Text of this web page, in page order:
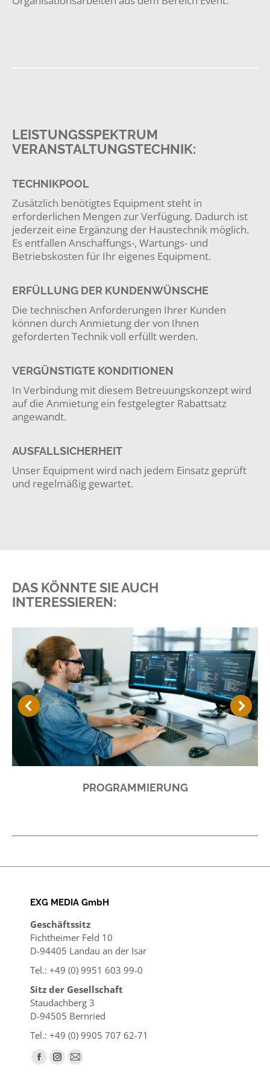
LEISTUNGSSPEKTRUM
VERANSTALTUNGSTECHNIK:
TECHNIKPOOL
Zusätzlich benötigtes Equipment steht in
erforderlichen Mengen zur Verfügung. Dadurch ist
jederzeit eine Ergänzung der Haustechnik möglich.
Es entfallen Anschaffungs-, Wartungs- und
Betriebskosten für Ihr eigenes Equipment.
ERFÜLLUNG DER KUNDENWÜNSCHE
Die technischen Anforderungen Ihrer Kunden
können durch Anmietung der von Ihnen
geforderten Technik voll erfüllt werden.
VERGÜNSTIGTE KONDITIONEN
In Verbindung mit diesem Betreuungskonzept wird
auf die Anmietung ein festgelegter Rabattsatz
angewandt.
AUSFALLSICHERHEIT
Unser Equipment wird nach jedem Einsatz geprüft
und regelmäßig gewartet.
DAS KÖNNTE SIE AUCH
INTERESSIEREN:
PROGRAMMIERUNG
EXG MEDIA GmbH
Geschäftssitz
Fichtheimer Feld 10
D-94405 Landau an der Isar
Tel.: +49 (0) 9951 603 99-0
Sitz der Gesellschaft
Staudachberg 3
D-94505 Bernried
Tel.: +49 (0) 9905 707 62-71
Finden Sie uns auf:
Facebook
Instagram
E-